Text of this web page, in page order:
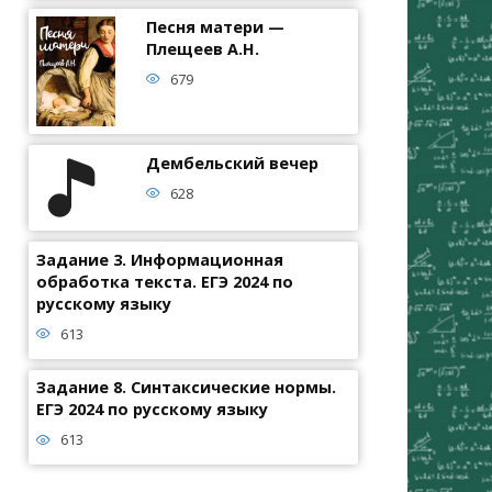
Песня матери —
Плещеев А.Н.
679
Дембельский вечер
628
Задание 3. Информационная
обработка текста. ЕГЭ 2024 по
русскому языку
613
Задание 8. Синтаксические нормы.
ЕГЭ 2024 по русскому языку
613